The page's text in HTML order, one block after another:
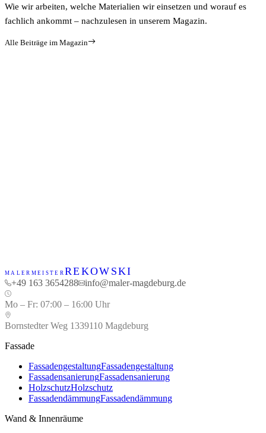
Wie wir arbeiten, welche Materialien wir einsetzen und worauf es
fachlich ankommt – nachzulesen in unserem Magazin.
Alle Beiträge im Magazin
Artikel lesen
MALERMEISTERREKOWSKI
+49 163 3654288 info@maler-magdeburg.de
Mo – Fr: 07:00 – 16:00 Uhr
Bornstedter Weg 1339110 Magdeburg
Fassade
FassadengestaltungFassadengestaltung
FassadensanierungFassadensanierung
HolzschutzHolzschutz
FassadendämmungFassadendämmung
Wand & Innenräume